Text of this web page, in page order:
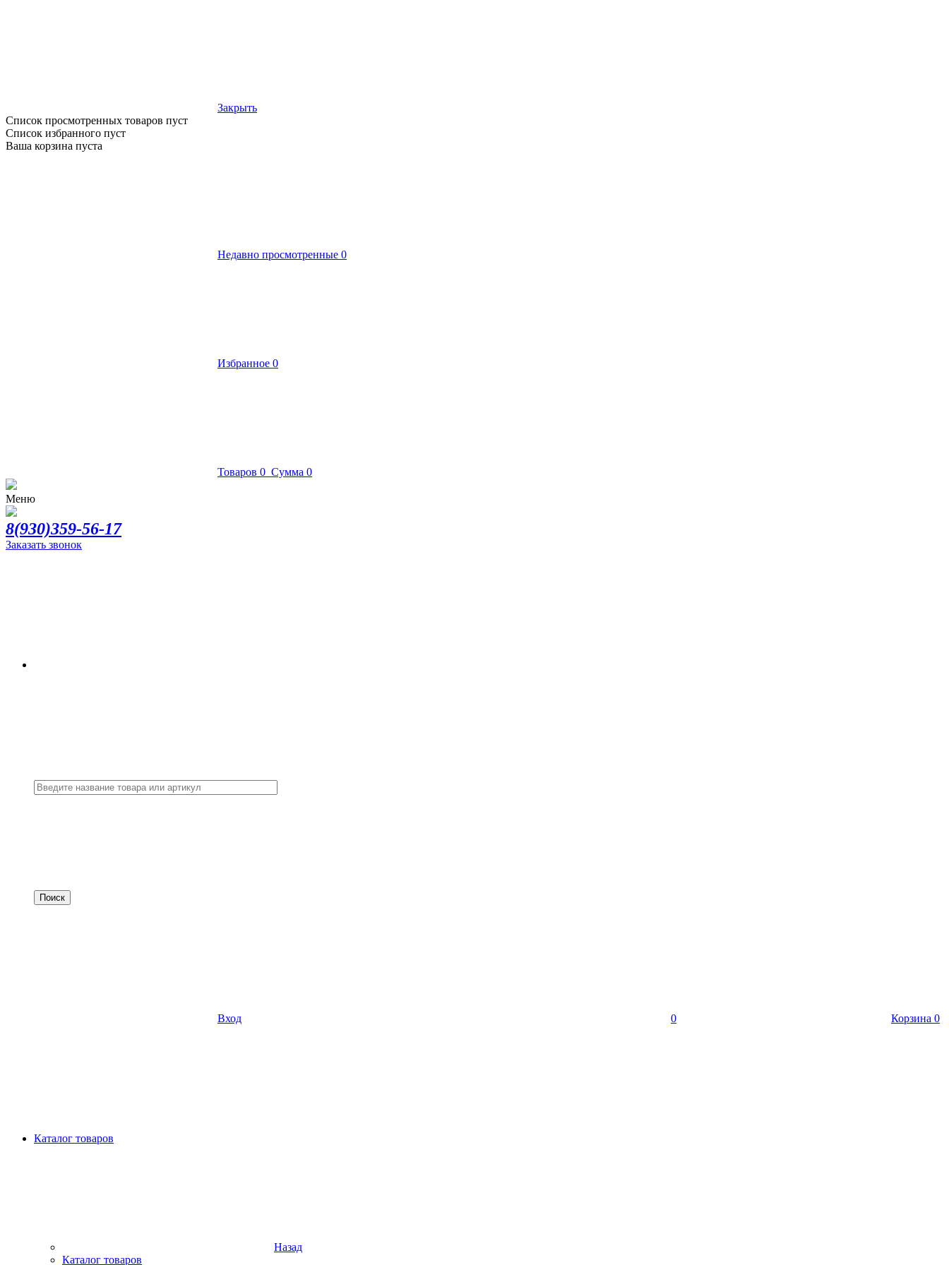
Закрыть
Список просмотренных товаров пуст
Список избранного пуст
Ваша корзина пуста
Недавно просмотренные 0
Избранное 0
Товаров 0 Сумма 0
Меню
8(930)359-56-17
Заказать звонок
Вход 0 Корзина 0
Каталог товаров
Назад
Каталог товаров